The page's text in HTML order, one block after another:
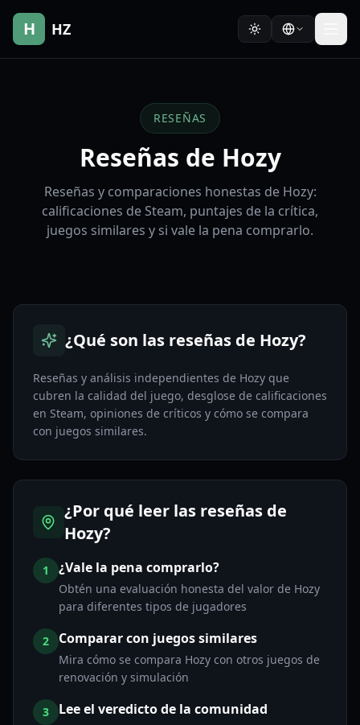
H HZ
RESEÑAS
Reseñas de Hozy
Reseñas y comparaciones honestas de Hozy:
calificaciones de Steam, puntajes de la crítica,
juegos similares y si vale la pena comprarlo.
¿Qué son las reseñas de Hozy?
Reseñas y análisis independientes de Hozy que
cubren la calidad del juego, desglose de calificaciones
en Steam, opiniones de críticos y cómo se compara
con juegos similares.
¿Por qué leer las reseñas de
Hozy?
1 ¿Vale la pena comprarlo?
Obtén una evaluación honesta del valor de Hozy
para diferentes tipos de jugadores
2 Comparar con juegos similares
Mira cómo se compara Hozy con otros juegos de
renovación y simulación
3 Lee el veredicto de la comunidad